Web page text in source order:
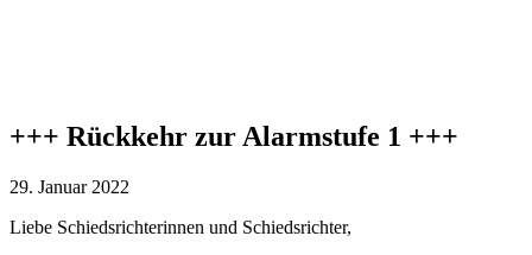
+++ Rückkehr zur Alarmstufe 1 +++
29. Januar 2022
Liebe Schiedsrichterinnen und Schiedsrichter,